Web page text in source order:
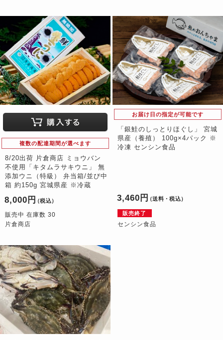
複数の配達期間が選べます
8/20出荷 片倉商店 ミョウバン
不使用「キタムラサキウニ」 無
添加ウニ（特級） 弁当箱/並び中
箱 約150g 宮城県産 ※冷蔵
8,000円 （税込）
販売中 在庫数 30
片倉商店
お届け日の指定が可能です
「銀鮭のしっとりほぐし」 宮城
県産（養殖） 100g×4パック ※
冷凍 センシン食品
3,460円 （送料・税込）
販売終了
センシン食品